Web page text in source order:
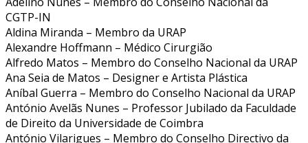
CGTP-IN
Aldina Miranda – Membro da URAP
Alexandre Hoffmann – Médico Cirurgião
Alfredo Matos – Membro do Conselho Nacional da URAP
Ana Seia de Matos – Designer e Artista Plástica
Aníbal Guerra – Membro do Conselho Nacional da URAP
António Avelãs Nunes – Professor Jubilado da Faculdade
de Direito da Universidade de Coimbra
António Vilarigues – Membro do Conselho Directivo da